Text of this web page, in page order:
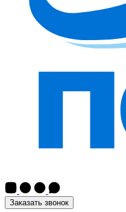
Заказать звонок